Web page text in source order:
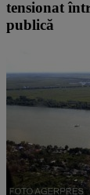
tensionat
publică